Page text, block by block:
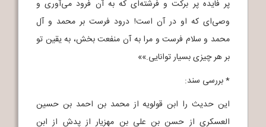
پر فایده پر برکت و فرشته‌ای که به آن فرود می‌آوری و
وصی‌ای که او در آن است! درود فرست بر محمد و آل
محمد و سلام فرست و مرا به آن منفعت بخش، به یقین تو
بر هر چیزی بسیار توانایی.»»
* بررسی سند:
این حدیث را ابن قولویه از محمد بن احمد بن حسین
العسکری از حسن بن علی بن مهزیار از پدش از ابن